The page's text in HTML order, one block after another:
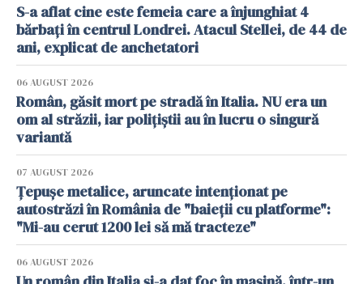
S-a aflat cine este femeia care a înjunghiat 4
bărbați în centrul Londrei. Atacul Stellei, de 44 de
ani, explicat de anchetatori
06 AUGUST 2026
Român, găsit mort pe stradă în Italia. NU era un
om al străzii, iar polițiștii au în lucru o singură
variantă
07 AUGUST 2026
Țepușe metalice, aruncate intenționat pe
autostrăzi în România de "baieții cu platforme":
"Mi-au cerut 1200 lei să mă tracteze"
06 AUGUST 2026